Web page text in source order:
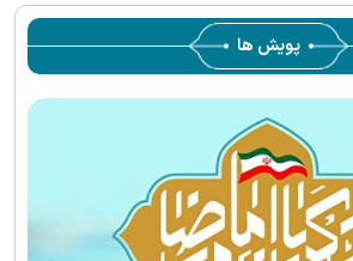
پویش ها